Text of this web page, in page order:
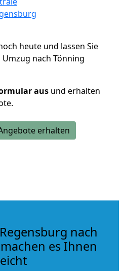
heute und lassen Sie
nach Tönning
aus und erhalten
erhalten
nach
es Ihnen